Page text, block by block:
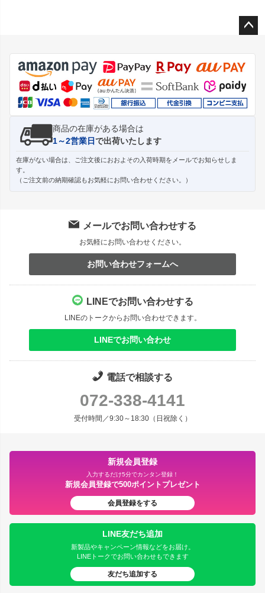
ジト
ップ
へ
商品の在庫がある場合は
1～2営業日で出荷いたします
在庫がない場合は、ご注文後におおよその入荷時期をメールでお知らせしま
す。
（ご注文前の納期確認もお気軽にお問い合わせください。）
メールでお問い合わせする
お気軽にお問い合わせください。
お問い合わせフォームへ
LINEでお問い合わせする
LINEのトークからお問い合わせできます。
LINEでお問い合わせ
電話で相談する
072-338-4141
受付時間／9:30～18:30（日祝除く）
新規会員登録
入力するだけ5分でカンタン登録！
新規会員登録で500ポイントプレゼント
会員登録をする
LINE友だち追加
新製品やキャンペーン情報などをお届け。
LINEトークでお問い合わせもできます
友だち追加する